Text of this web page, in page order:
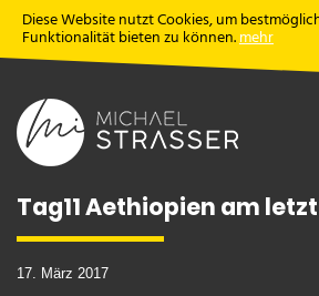
Diese Website nutzt Cookies, um
Funktionalität bieten zu können.mehr
Tag11 Aethiopien am
17. März 2017